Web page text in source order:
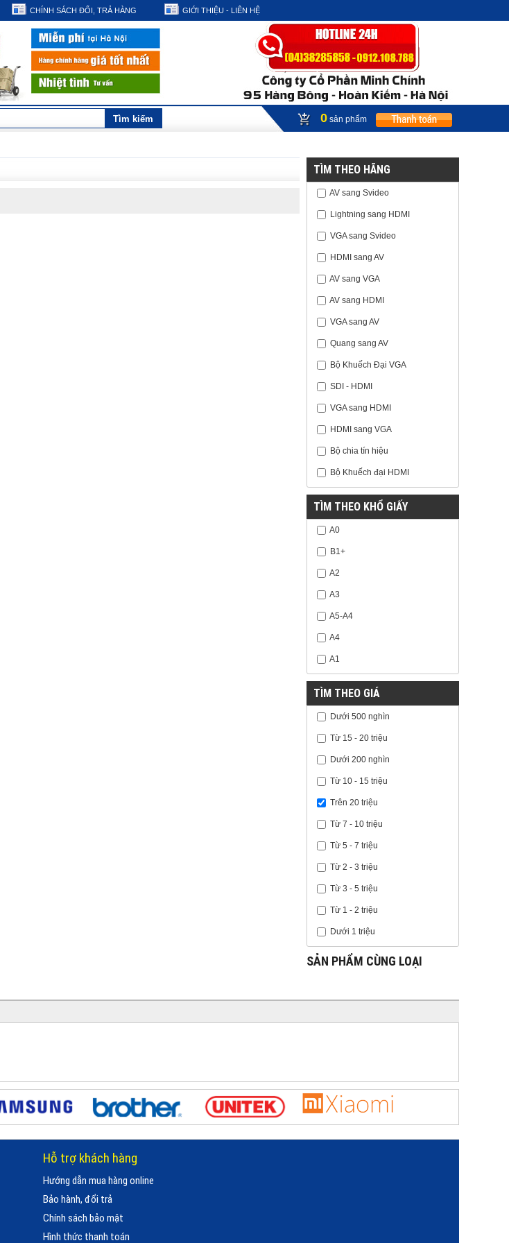
CHÍNH SÁCH ĐỔI, TRẢ HÀNG GIỚI THIỆU - LIÊN HỆ
0 sản phẩm
TÌM THEO HÃNG
AV sang Svideo
Lightning sang HDMI
VGA sang Svideo
HDMI sang AV
AV sang VGA
AV sang HDMI
VGA sang AV
Quang sang AV
Bộ Khuếch Đại VGA
SDI - HDMI
VGA sang HDMI
HDMI sang VGA
Bộ chia tín hiệu
Bộ Khuếch đại HDMI
TÌM THEO KHỔ GIẤY
A0
B1+
A2
A3
A5-A4
A4
A1
TÌM THEO GIÁ
Dưới 500 nghìn
Từ 15 - 20 triệu
Dưới 200 nghìn
Từ 10 - 15 triệu
Trên 20 triệu
Từ 7 - 10 triệu
Từ 5 - 7 triệu
Từ 2 - 3 triệu
Từ 3 - 5 triệu
Từ 1 - 2 triệu
Dưới 1 triệu
SẢN PHẨM CÙNG LOẠI
Hỗ trợ khách hàng
Hướng dẫn mua hàng online
Bảo hành, đổi trả
Chính sách bảo mật
Hình thức thanh toán